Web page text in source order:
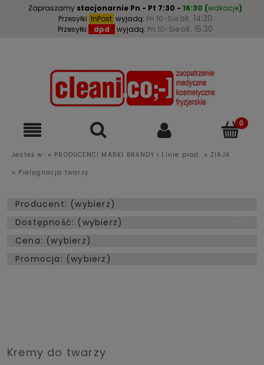
Zapraszamy stacjonarnie Pn - Pt 7:30 - 16:30 (wakacje)
Przesyłki InPost wyjadą: Pn 10-Sie ok. 14:30
Przesyłki dpd wyjadą: Pn 10-Sie ok. 15:30
Jesteś w: » PRODUCENCI MARKI BRANDY i Linie prod. » ZIAJA
» Pielęgnacja twarzy
Producent: (wybierz)
Dostępność: (wybierz)
Cena: (wybierz)
Promocja: (wybierz)
Kremy do twarzy